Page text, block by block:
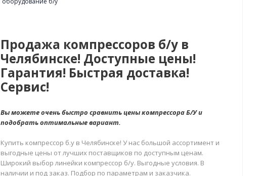
Продажа компрессоров б/у в
Челябинске! Доступные цены!
Гарантия! Быстрая доставка!
Сервис!
Вы можете очень быстро сравнить цены компрессора Б/У и
подобрать оптимальные вариант.
Купить компрессор б.у в Челябинске! У нас большой ассортимент и
выгодные цены от лучших поставщиков по доступным ценам.
Широкий выбор линейки компрессор б/у. Выгодные условия. В
наличии и под заказ. Подбор по параметрам и заказчика.